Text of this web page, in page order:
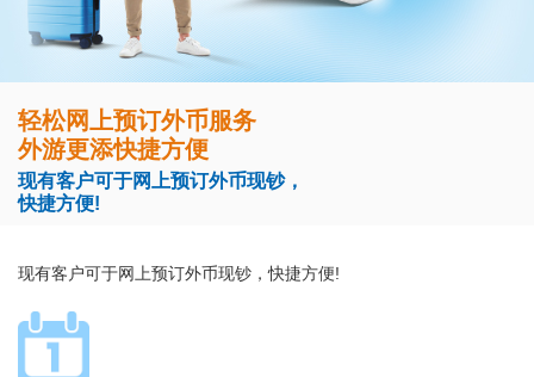
轻松网上预订外币服务
外游更添快捷方便
现有客户可于网上预订外币现钞，
快捷方便!
现有客户可于网上预订外币现钞，快捷方便!